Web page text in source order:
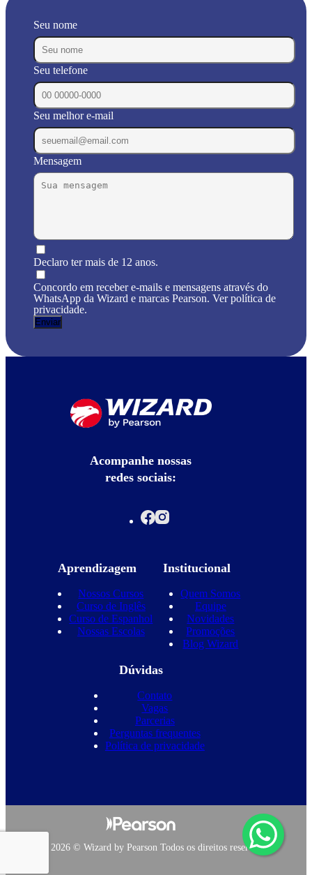
Seu nome
Seu telefone
Seu melhor e-mail
Mensagem
Declaro ter mais de 12 anos.
Concordo em receber e-mails e mensagens através do
WhatsApp da Wizard e marcas Pearson. Ver política de
privacidade.
Acompanhe nossas
redes sociais:
Aprendizagem
Nossos Cursos
Curso de Inglês
Curso de Espanhol
Nossas Escolas
Institucional
Quem Somos
Equipe
Novidades
Promoções
Blog Wizard
Dúvidas
Contato
Vagas
Parcerias
Perguntas frequentes
Política de privacidade
Copyright 2026 © Wizard by Pearson Todos os direitos reservados.